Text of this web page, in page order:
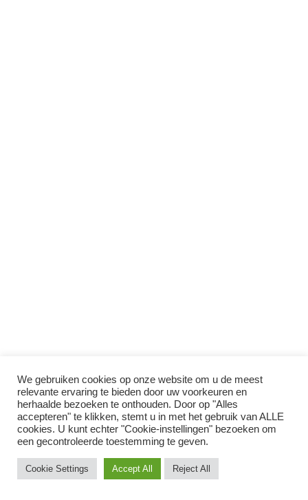
We gebruiken cookies op onze website om u de meest
relevante ervaring te bieden door uw voorkeuren en
herhaalde bezoeken te onthouden. Door op "Alles
accepteren" te klikken, stemt u in met het gebruik van ALLE
cookies. U kunt echter "Cookie-instellingen" bezoeken om
een ​​gecontroleerde toestemming te geven.
Cookie Settings Accept All Reject All